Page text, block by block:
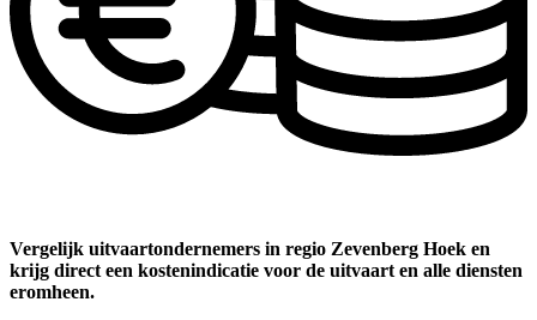
Vergelijk uitvaartondernemers in regio Zevenberg Hoek en
krijg direct een kostenindicatie voor de uitvaart en alle diensten
eromheen.